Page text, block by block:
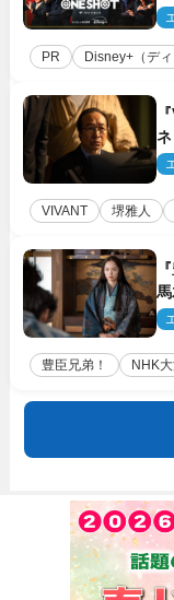
PR Disney+（デ
い
VIVANT 堺雅人
豊臣兄弟！ NHK